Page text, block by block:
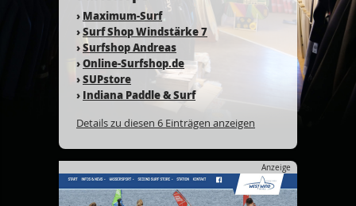
› Maximum-Surf
›Surf Shop Windstärke 7
›Surfshop Andreas
›Online-Surfshop.de
›SUPstore
› Indiana Paddle & Surf
Details zu diesen 6 Einträgen anzeigen
Anzeige